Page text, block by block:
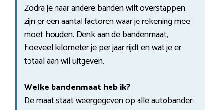
Zodra je naar andere banden wilt overstappen
zijn er een aantal factoren waar je rekening mee
moet houden. Denk aan de bandenmaat,
hoeveel kilometer je per jaar rijdt en wat je er
totaal aan wil uitgeven.
Welke bandenmaat heb ik?
De maat staat weergegeven op alle autobanden